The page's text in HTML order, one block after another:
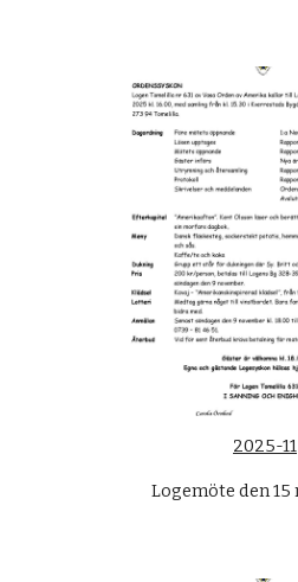
2025-11
Logemöte den 15